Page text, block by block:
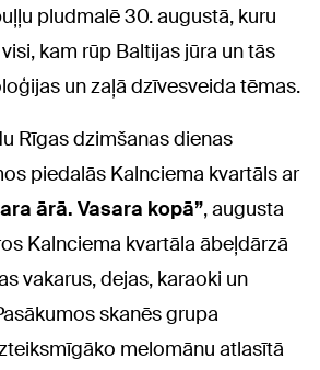
pludmalē 30. augustā, kuru
kam rūp Baltijas jūra un tās
un zaļā dzīvesveida tēmas.
Rīgas dzimšanas dienas
piedalās Kalnciema kvartāls ar
ārā. Vasara kopā”, augusta
Kalnciema kvartāla ābeļdārzā
vakarus, dejas, karaoki un
skanēs grupa
melomānu atlasītā